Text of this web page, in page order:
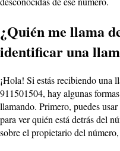
¿Quién me llama
identificar una
¡Hola! Si estás recibiendo una
911501504, hay algunas
llamando. Primero, puedes
para ver quién está detrás del
sobre el propietario del